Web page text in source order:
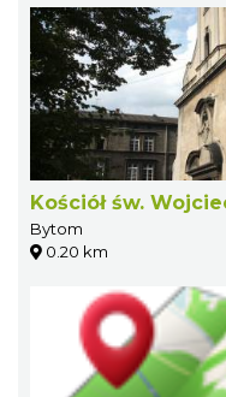
Kościół św.
Bytom
0.20 km